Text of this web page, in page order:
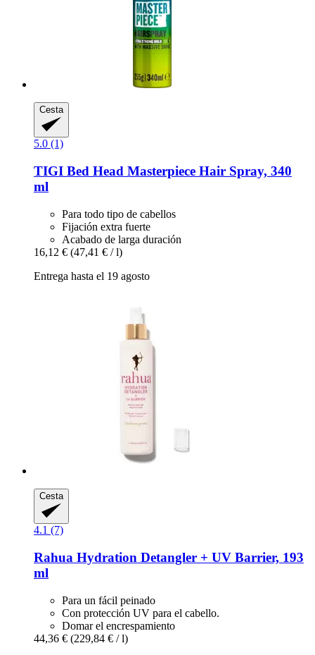
Cesta
5.0 (1)
TIGI Bed Head Masterpiece Hair Spray, 340
ml
Para todo tipo de cabellos
Fijación extra fuerte
Acabado de larga duración
16,12 € (47,41 € / l)
Entrega hasta el 19 agosto
Cesta
4.1 (7)
Rahua Hydration Detangler + UV Barrier, 193
ml
Para un fácil peinado
Con protección UV para el cabello.
Domar el encrespamiento
44,36 € (229,84 € / l)